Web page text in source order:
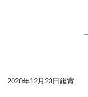
2020年12月23日鑑賞